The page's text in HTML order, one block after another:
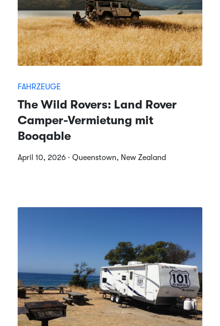
FAHRZEUGE
The Wild Rovers: Land Rover
Camper-Vermietung mit
Booqable
April 10, 2026 · Queenstown, New Zealand